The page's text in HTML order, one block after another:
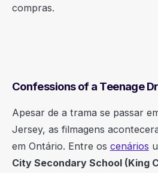
compras.
Confessions of a Teenage
Apesar de a trama se passar
Jersey, as filmagens
em Ontário. Entre os cenários
City Secondary School (King